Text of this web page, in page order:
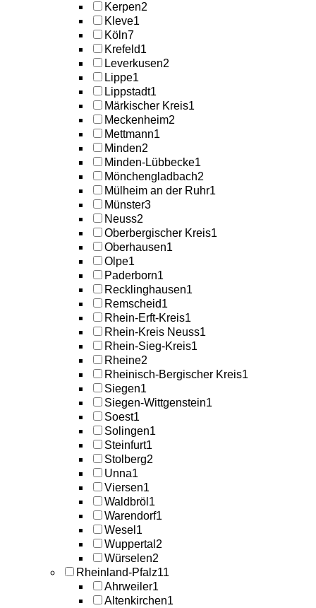
Kerpen2
Kleve1
Köln7
Krefeld1
Leverkusen2
Lippe1
Lippstadt1
Märkischer Kreis1
Meckenheim2
Mettmann1
Minden2
Minden-Lübbecke1
Mönchengladbach2
Mülheim an der Ruhr1
Münster3
Neuss2
Oberbergischer Kreis1
Oberhausen1
Olpe1
Paderborn1
Recklinghausen1
Remscheid1
Rhein-Erft-Kreis1
Rhein-Kreis Neuss1
Rhein-Sieg-Kreis1
Rheine2
Rheinisch-Bergischer Kreis1
Siegen1
Siegen-Wittgenstein1
Soest1
Solingen1
Steinfurt1
Stolberg2
Unna1
Viersen1
Waldbröl 1
Warendorf1
Wesel 1
Wuppertal 2
Würselen2
Rheinland-Pfalz11
Ahrweiler1
Altenkirchen1